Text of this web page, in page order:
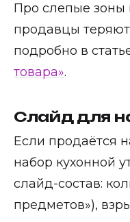
Про слепые зоны
продавцы
подробно в
товара».
Слайд для
Если продаётся
набор кухонной
слайд-состав:
предметов»),